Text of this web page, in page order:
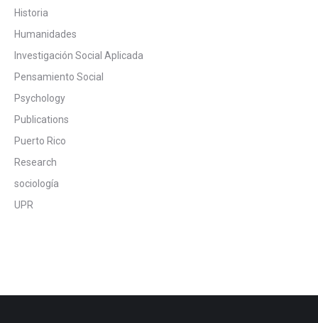
Historia
Humanidades
Investigación Social Aplicada
Pensamiento Social
Psychology
Publications
Puerto Rico
Research
sociología
UPR